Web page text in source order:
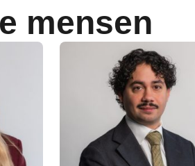
mensen